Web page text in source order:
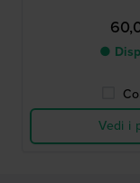
●
Vedi i